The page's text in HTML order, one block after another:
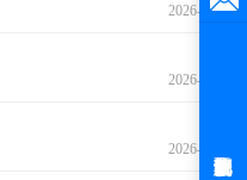
2026-08-07
2026-08-07
2026-08-07